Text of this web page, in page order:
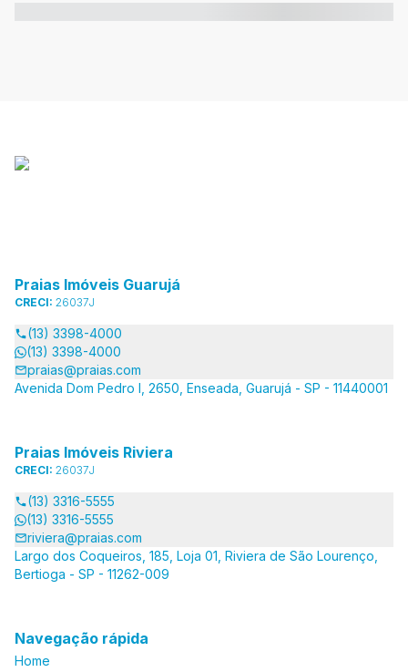
Praias Imóveis Guarujá
CRECI: 26037J
(13) 3398-4000
(13) 3398-4000
praias@praias.com
Avenida Dom Pedro I, 2650, Enseada, Guarujá - SP - 11440001
Praias Imóveis Riviera
CRECI: 26037J
(13) 3316-5555
(13) 3316-5555
riviera@praias.com
Largo dos Coqueiros, 185, Loja 01, Riviera de São Lourenço,
Bertioga - SP - 11262-009
Navegação rápida
Home